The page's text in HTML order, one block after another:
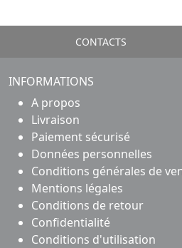
CONTACTS
INFORMATIONS
A propos
Livraison
Paiement sécurisé
Données personnelles
Conditions générales de
Mentions légales
Conditions de retour
Confidentialité
Conditions d'utilisation